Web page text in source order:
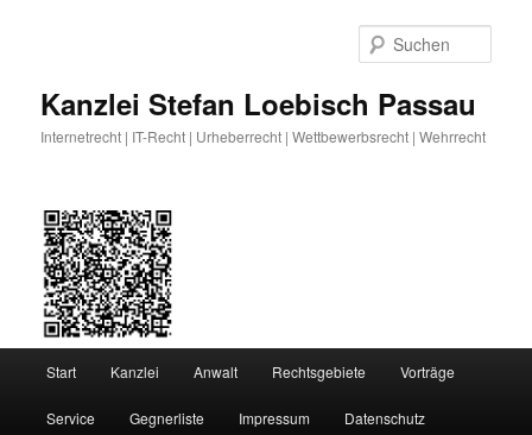
Kanzlei Stefan Loebisch Passau
Internetrecht | IT-Recht | Urheberrecht | Wettbewerbsrecht | Wehrrecht
Start Kanzlei Anwalt Rechtsgebiete Vorträge
Service Gegnerliste Impressum Datenschutz